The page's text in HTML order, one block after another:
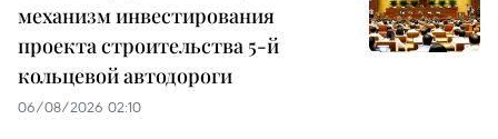
механизм инвестирования
проекта строительства 5-й
кольцевой автодороги
06/08/2026 02:10